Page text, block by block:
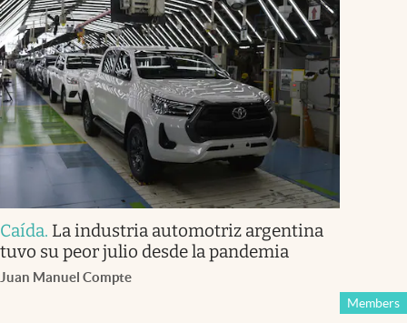
Caída. La industria automotriz argentina
tuvo su peor julio desde la pandemia
Juan Manuel Compte
Members